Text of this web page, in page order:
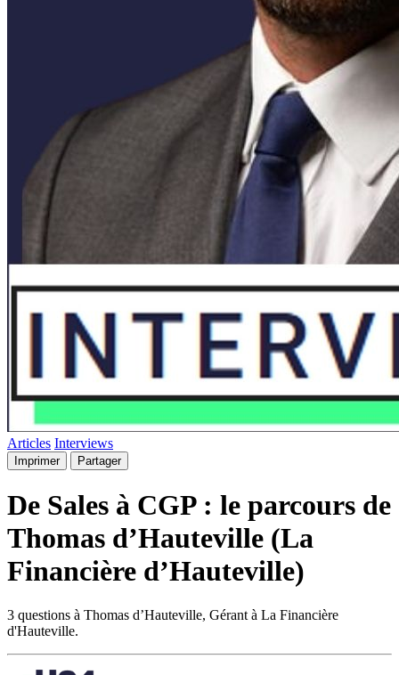
Articles Interviews
Imprimer Partager
De Sales à CGP : le parcours de
Thomas d’Hauteville (La
Financière d’Hauteville)
3 questions à Thomas d’Hauteville, Gérant à La Financière
d'Hauteville.